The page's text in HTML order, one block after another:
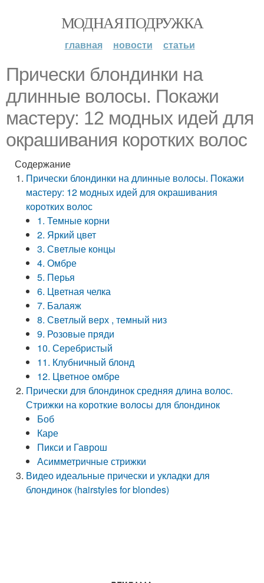
МОДНАЯ ПОДРУЖКА
главная новости статьи
Прически блондинки на
длинные волосы. Покажи
мастеру: 12 модных идей для
окрашивания коротких волос
Содержание
Прически блондинки на длинные волосы. Покажи
мастеру: 12 модных идей для окрашивания
коротких волос
1. Темные корни
2. Яркий цвет
3. Светлые концы
4. Омбре
5. Перья
6. Цветная челка
7. Балаяж
8. Светлый верх , темный низ
9. Розовые пряди
10. Серебристый
11. Клубничный блонд
12. Цветное омбре
Прически для блондинок средняя длина волос.
Стрижки на короткие волосы для блондинок
Боб
Каре
Пикси и Гаврош
Асимметричные стрижки
Видео идеальные прически и укладки для
блондинок (hairstyles for blondes)